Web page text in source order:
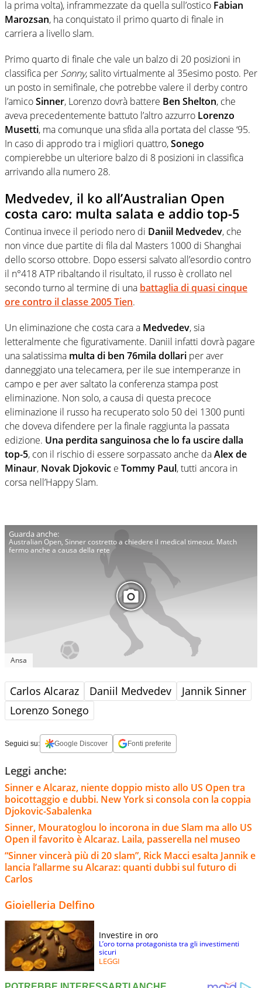
la prima volta), inframmezzate da quella sull’ostico Fabian
Marozsan, ha conquistato il primo quarto di finale in
carriera a livello slam.
Primo quarto di finale che vale un balzo di 20 posizioni in
classifica per Sonny, salito virtualmente al 35esimo posto. Per
un posto in semifinale, che potrebbe valere il derby contro
l’amicoSinner, Lorenzo dovrà battere Ben Shelton, che
aveva precedentemente battuto l’altro azzurro Lorenzo
Musetti, ma comunque una sfida alla portata del classe ‘95.
In caso di approdo tra i migliori quattro,Sonego
compierebbe un ulteriore balzo di 8 posizioni in classifica
arrivando alla numero 28.
Medvedev, il ko all’Australian Open
costa caro: multa salata e addio top-5
Continua invece il periodo nero di Daniil Medvedev, che
non vince due partite di fila dal Masters 1000 di Shanghai
dello scorso ottobre. Dopo essersi salvato all’esordio contro
il n°418 ATP ribaltando il risultato, il russo è crollato nel
secondo turno al termine di una battaglia di quasi cinque
ore contro il classe 2005Tien.
Un eliminazione che costa cara a Medvedev, sia
letteralmente che figurativamente. Daniil infatti dovrà pagare
una salatissima multa di ben 76mila dollari per aver
danneggiato una telecamera, per ile sue intemperanze in
campo e per aver saltato la conferenza stampa post
eliminazione. Non solo, a causa di questa precoce
eliminazione il russo ha recuperato solo 50 dei 1300 punti
che doveva difendere per la finale raggiunta la passata
edizione. Una perdita sanguinosa che lo fa uscire dalla
top-5, con il rischio di essere sorpassato anche daAlex de
Minaur, Novak Djokovic e Tommy Paul, tutti ancora in
corsa nell’Happy Slam.
Australian Open, Sinner costretto a chiedere il medical timeout. Match
fermo anche a causa della rete
Ansa
Carlos Alcaraz Daniil Medvedev
Jannik Sinner
Lorenzo Sonego
Seguici su: Google Discover Fonti preferite
Leggi anche:
Sinner e Alcaraz, niente doppio misto allo US Open tra
boicottaggio e dubbi. New York si consola con la coppia
Djokovic-Sabalenka
Sinner, Mouratoglou lo incorona in due Slam ma allo US
Open il favorito è Alcaraz. Laila, passerella nel museo
“Sinner vincerà più di 20 slam”, Rick Macci esalta Jannik e
lancia l’allarme su Alcaraz: quanti dubbi sul futuro di
Carlos
Gioielleria Delfino
Investire in oro
L’oro torna protagonista tra gli investimenti
sicuri
LEGGI